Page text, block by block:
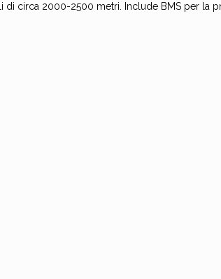
circa 2000-2500 metri. Include BMS per la